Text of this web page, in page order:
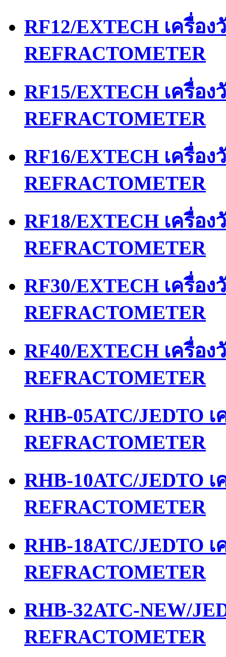
RF12/EXTECH เครื่อ
REFRACTOMETER
RF15/EXTECH เครื่อ
REFRACTOMETER
RF16/EXTECH เครื่อ
REFRACTOMETER
RF18/EXTECH เครื่อ
REFRACTOMETER
RF30/EXTECH เครื่อ
REFRACTOMETER
RF40/EXTECH เครื่อ
REFRACTOMETER
RHB-05ATC/JEDTO
REFRACTOMETER
RHB-10ATC/JEDTO
REFRACTOMETER
RHB-18ATC/JEDTO
REFRACTOMETER
RHB-32ATC-NEW/
REFRACTOMETER